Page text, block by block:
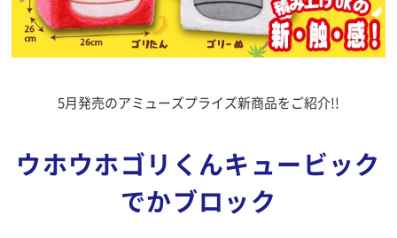
5月発売のアミューズプライズ新商品をご紹介!!
ウホウホゴリくんキュービック
でかブロック